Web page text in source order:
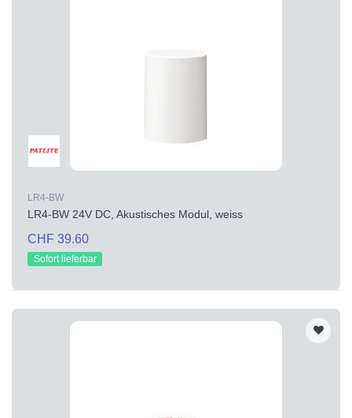
LR4-BW
LR4-BW 24V DC, Akustisches Modul, weiss
CHF 39.60
Sofort lieferbar